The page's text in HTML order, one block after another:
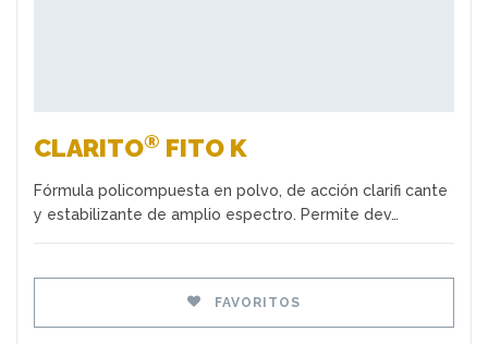
CLARITO® FITO K
Fórmula policompuesta en polvo, de acción clarifi cante
y estabilizante de amplio espectro. Permite dev…
FAVORITOS